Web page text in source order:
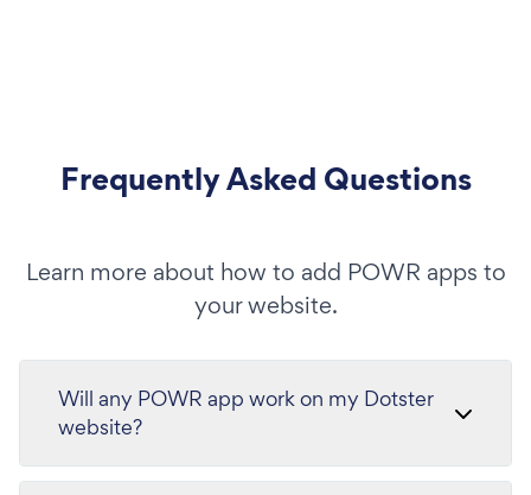
Frequently Asked Questions
Learn more about how to add POWR apps to
your website.
Will any POWR app work on my Dotster
website?